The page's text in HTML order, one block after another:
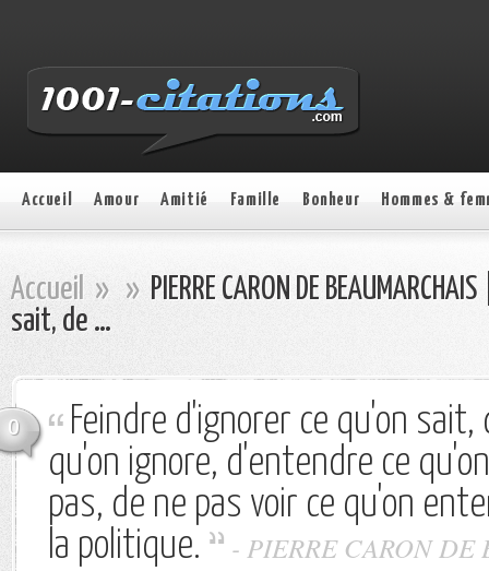
Accueil Amour Amitié Famille Bonheur Hommes &
Accueil » » PIERRE CARON DE
sait, de …
0
Feindre d'ignorer ce qu'on
qu'on ignore, d'entendre ce
pas, de ne pas voir ce qu'on
la politique.
- PIERRE CARON DE